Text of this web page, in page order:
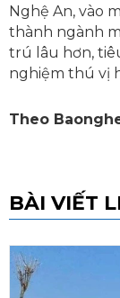
Nghệ An, vào
thành ngành
trú lâu hơn,
nghiệm thú vị
Theo
BÀI VIẾT